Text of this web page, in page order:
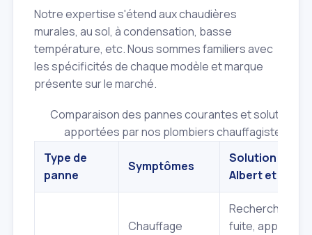
Notre expertise s'étend aux chaudières
murales, au sol, à condensation, basse
température, etc. Nous sommes familiers avec
les spécificités de chaque modèle et marque
présente sur le marché.
Comparaison des pannes courantes et solutions
apportées par nos plombiers chauffagistes
Type de
panne
Symptômes
Solution
Albert et Fils
Chauffage
Recherche de
fuite, appoint